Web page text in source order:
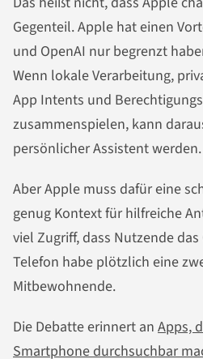
Gegenteil. Apple hat einen
und OpenAI nur begrenzt
Wenn lokale Verarbeitung,
App Intents und
zusammenspielen, kann
persönlicher Assistent werden.
Aber Apple muss dafür eine
genug Kontext für hilfreiche
viel Zugriff, dass Nutzende
Telefon habe plötzlich eine
Mitbewohnende.
Die Debatte erinnert an Apps,
Smartphone durchsuchbar